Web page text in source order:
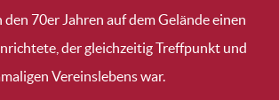
den 70er Jahren auf dem Gelände einen
der gleichzeitig Treffpunkt und
Vereinslebens war.